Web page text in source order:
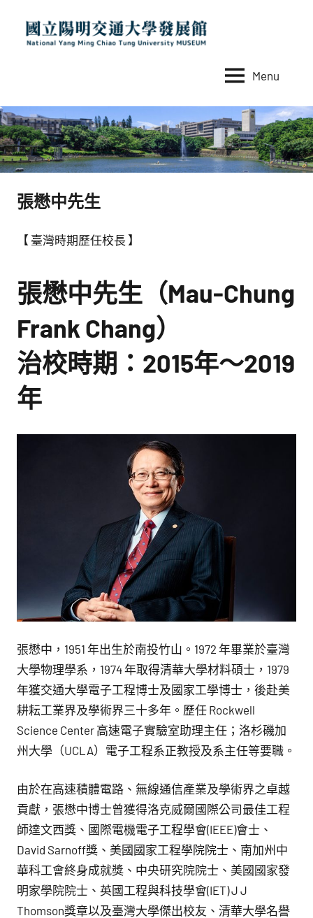
content
立
陽
明
交
通
學
展
館
NYCU
Museum
Ming
Chiao
Tung
University
Menu
張懋中先生
【 臺灣時期歷任校長 】
張懋中先生（Mau-Chung
Frank Chang）
治校時期：2015年～2019
年
張懋中，1951 年出生於南投竹山。1972 年畢業於臺灣
大學物理學系，1974 年取得清華大學材料碩士，1979
年獲交通大學電子工程博士及國家工學博士，後赴美
耕耘工業界及學術界三十多年。歷任 Rockwell
Science Center 高速電子實驗室助理主任；洛杉磯加
州大學（UCLA）電子工程系正教授及系主任等要職。
由於在高速積體電路、無線通信產業及學術界之卓越
貢獻，張懋中博士曾獲得洛克威爾國際公司最佳工程
師達文西獎、國際電機電子工程學會(IEEE)會士、
David Sarnoff獎、美國國家工程學院院士、南加州中
華科工會終身成就獎、中央研究院院士、美國國家發
明家學院院士、英國工程與科技學會(IET) J J
Thomson獎章以及臺灣大學傑出校友、清華大學名譽